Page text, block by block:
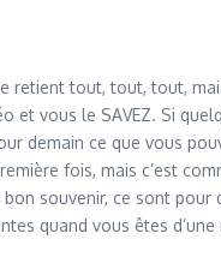
retient tout, tout, tout,
et vous le SAVEZ. Si
demain ce que vous
fois, mais c’est
souvenir, ce sont
quand vous êtes